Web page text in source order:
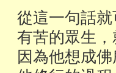
從這一句話
有苦的眾生
因為他想成